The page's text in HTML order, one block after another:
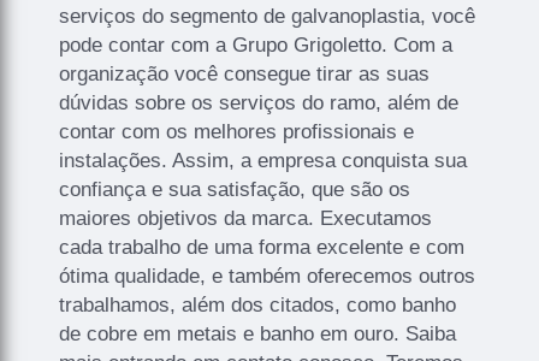
serviços do segmento de galvanoplastia, você
pode contar com a Grupo Grigoletto. Com a
organização você consegue tirar as suas
dúvidas sobre os serviços do ramo, além de
contar com os melhores profissionais e
instalações. Assim, a empresa conquista sua
confiança e sua satisfação, que são os
maiores objetivos da marca. Executamos
cada trabalho de uma forma excelente e com
ótima qualidade, e também oferecemos outros
trabalhamos, além dos citados, como banho
de cobre em metais e banho em ouro. Saiba